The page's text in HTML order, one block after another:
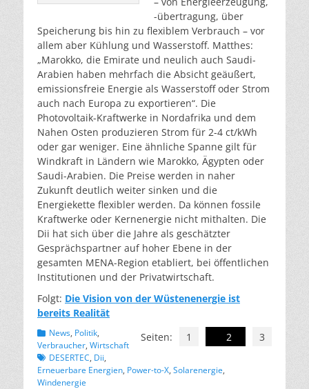
-übertragung, über
Speicherung bis hin zu flexiblem Verbrauch – vor
allem aber Kühlung und Wasserstoff. Matthes:
„Marokko, die Emirate und neulich auch Saudi-
Arabien haben mehrfach die Absicht geäußert,
emissionsfreie Energie als Wasserstoff oder Strom
auch nach Europa zu exportieren“. Die
Photovoltaik-Kraftwerke in Nordafrika und dem
Nahen Osten produzieren Strom für 2-4 ct/kWh
oder gar weniger. Eine ähnliche Spanne gilt für
Windkraft in Ländern wie Marokko, Ägypten oder
Saudi-Arabien. Die Preise werden in naher
Zukunft deutlich weiter sinken und die
Energiekette flexibler werden. Da können fossile
Kraftwerke oder Kernenergie nicht mithalten. Die
Dii hat sich über die Jahre als geschätzter
Gesprächspartner auf hoher Ebene in der
gesamten MENA-Region etabliert, bei öffentlichen
Institutionen und der Privatwirtschaft.
Folgt: Die Vision von der Wüstenenergie ist
bereits Realität
Seiten:
1 2 3
Kategorien
News, Politik,
Verbraucher, Wirtschaft
Schlagworte
DESERTEC, Dii,
Erneuerbare Energien, Power-to-X, Solarenergie,
Windenergie